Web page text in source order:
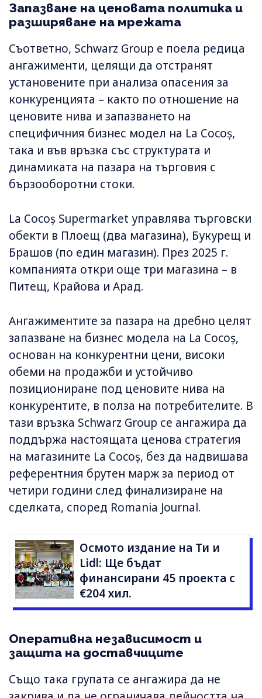
Запазване на ценовата политика и
разширяване на мрежата
Съответно, Schwarz Group е поела редица
ангажименти, целящи да отстранят
установените при анализа опасения за
конкуренцията – както по отношение на
ценовите нива и запазването на
специфичния бизнес модел на La Cocoș,
така и във връзка със структурата и
динамиката на пазара на търговия с
бързооборотни стоки.
La Cocoș Supermarket управлява търговски
обекти в Плоещ (два магазина), Букурещ и
Брашов (по един магазин). През 2025 г.
компанията откри още три магазина – в
Питещ, Крайова и Арад.
Ангажиментите за пазара на дребно целят
запазване на бизнес модела на La Cocoș,
основан на конкурентни цени, високи
обеми на продажби и устойчиво
позициониране под ценовите нива на
конкурентите, в полза на потребителите. В
тази връзка Schwarz Group се ангажира да
поддържа настоящата ценова стратегия
на магазините La Cocoș, без да надвишава
референтния брутен марж за период от
четири години след финализиране на
сделката, според Romania Journal.
Осмото издание на Ти и
Lidl: Ще бъдат
финансирани 45 проекта с
€204 хил.
Оперативна независимост и
защита на доставчиците
Също така групата се ангажира да не